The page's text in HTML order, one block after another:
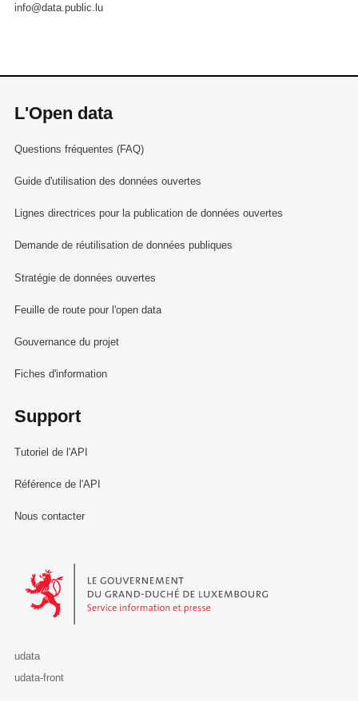
info@data.public.lu
L'Open data
Questions fréquentes (FAQ)
Guide d'utilisation des données ouvertes
Lignes directrices pour la publication de données ouvertes
Demande de réutilisation de données publiques
Stratégie de données ouvertes
Feuille de route pour l'open data
Gouvernance du projet
Fiches d'information
Support
Tutoriel de l'API
Référence de l'API
Nous contacter
Le Gouvernement du Grand-Duché de Luxembourg - Service
udata
udata-front